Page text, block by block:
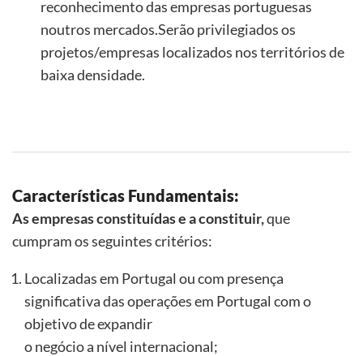
reconhecimento das empresas portuguesas
noutros mercados.Serão privilegiados os
projetos/empresas localizados nos territórios de
baixa densidade.
Características Fundamentais:
As empresas constituídas e a constituir,que
cumpram os seguintes critérios:
Localizadas em Portugal ou com presença
significativa das operações em Portugal com o
objetivo de expandir
o negócio a nível internacional;